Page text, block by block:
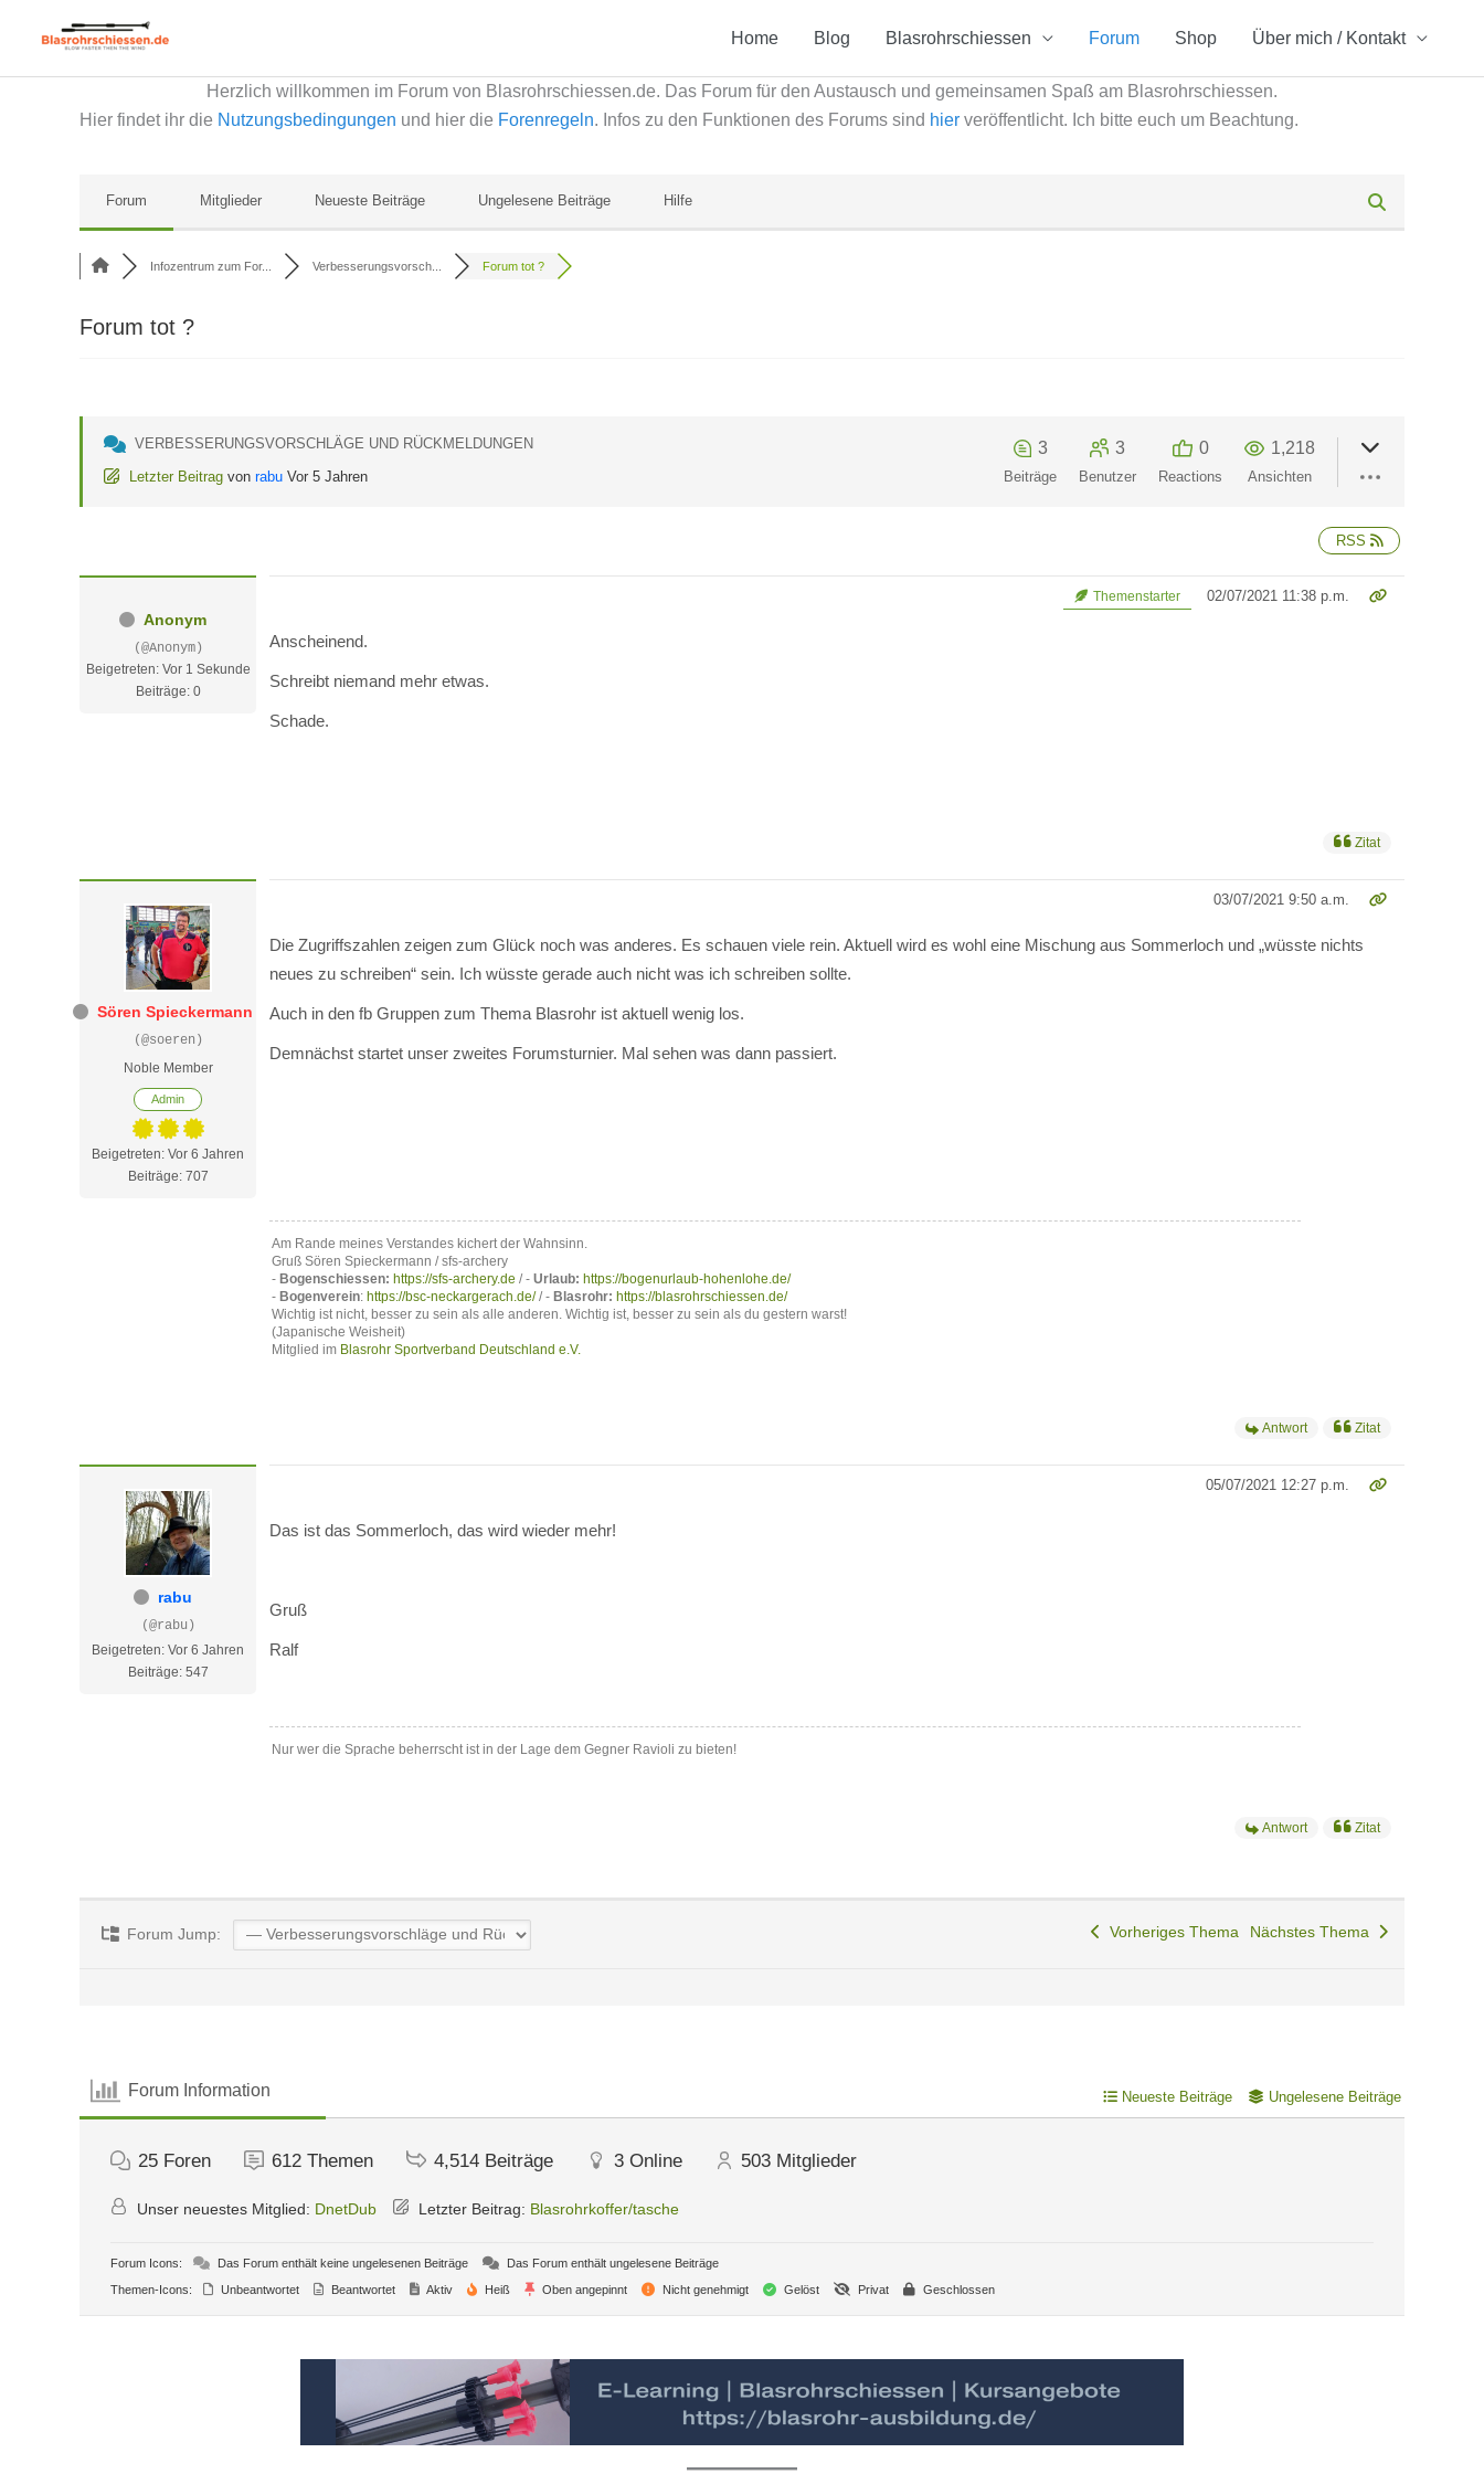
Home Blog Blasrohrschiessen Forum Shop Über mich / Kontakt
Herzlich willkommen im Forum von Blasrohrschiessen.de. Das Forum für den Austausch und gemeinsamen Spaß am Blasrohrschiessen.
Hier findet ihr die Nutzungsbedingungen und hier die Forenregeln. Infos zu den Funktionen des Forums sind hier veröffentlicht. Ich bitte euch um Beachtung.
Forum Mitglieder Neueste Beiträge Ungelesene Beiträge Hilfe
Infozentrum zum For... Verbesserungsvorsch... Forum tot ?
Forum tot ?
VERBESSERUNGSVORSCHLÄGE UND RÜCKMELDUNGEN
Letzter Beitrag von rabu Vor 5 Jahren
3
Beiträge
3
Benutzer
0
Reactions
1,218
Ansichten
RSS
Anonym
(@Anonym)
Beigetreten: Vor 1 Sekunde
Beiträge: 0
Themenstarter 02/07/2021 11:38 p.m.
Anscheinend.
Schreibt niemand mehr etwas.
Schade.
Zitat
Sören Spieckermann
(@soeren)
Noble Member
Admin
Beigetreten: Vor 6 Jahren
Beiträge: 707
03/07/2021 9:50 a.m.
Die Zugriffszahlen zeigen zum Glück noch was anderes. Es schauen viele rein. Aktuell wird es wohl eine Mischung aus Sommerloch und „wüsste nichts
neues zu schreiben“ sein. Ich wüsste gerade auch nicht was ich schreiben sollte.
Auch in den fb Gruppen zum Thema Blasrohr ist aktuell wenig los.
Demnächst startet unser zweites Forumsturnier. Mal sehen was dann passiert.
Am Rande meines Verstandes kichert der Wahnsinn.
Gruß Sören Spieckermann / sfs-archery
- Bogenschiessen: https://sfs-archery.de / - Urlaub: https://bogenurlaub-hohenlohe.de/
- Bogenverein: https://bsc-neckargerach.de// - Blasrohr: https://blasrohrschiessen.de/
Wichtig ist nicht, besser zu sein als alle anderen. Wichtig ist, besser zu sein als du gestern warst!
(Japanische Weisheit)
Mitglied im Blasrohr Sportverband Deutschland e.V.
Antwort Zitat
rabu
(@rabu)
Beigetreten: Vor 6 Jahren
Beiträge: 547
05/07/2021 12:27 p.m.
Das ist das Sommerloch, das wird wieder mehr!
Gruß
Ralf
Nur wer die Sprache beherrscht ist in der Lage dem Gegner Ravioli zu bieten!
Antwort Zitat
Forum Jump: Vorheriges Thema Nächstes Thema
Forum Information Neueste Beiträge Ungelesene Beiträge
25 Foren 612 Themen 4,514 Beiträge 3 Online 503 Mitglieder
Unser neuestes Mitglied: DnetDub Letzter Beitrag: Blasrohrkoffer/tasche
Forum Icons: Das Forum enthält keine ungelesenen Beiträge
Das Forum enthält ungelesene Beiträge
Themen-Icons:
Unbeantwortet Beantwortet Aktiv Heiß Oben angepinnt Nicht genehmigt Gelöst Privat Geschlossen